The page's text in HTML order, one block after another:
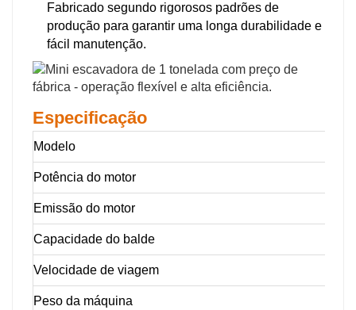
Fabricado segundo rigorosos padrões de
produção para garantir uma longa durabilidade e
fácil manutenção.
Especificação
Modelo
Potência do motor
Emissão do motor
Capacidade do balde
Velocidade de viagem
Peso da máquina